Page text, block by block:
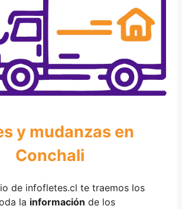
y mudanzas en
Conchali
de infofletes.cl te traemos los
la información de los